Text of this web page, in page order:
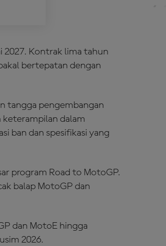
2027. Kontrak lima tahun
bertepatan dengan
tangga pengembangan
keterampilan dalam
ban dan spesifikasi yang
program Road to MotoGP.
balap MotoGP dan
dan MotoE hingga
2026.